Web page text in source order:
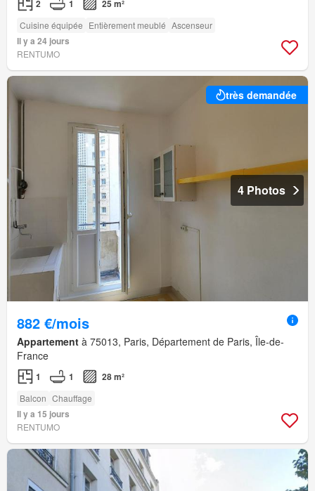
2 1 25 m²
Cuisine équipée Entièrement meublé Ascenseur
Il y a 24 jours
RENTUMO
très demandée
4 Photos
882 €/mois
Appartement à 75013, Paris, Département de Paris, Île-de-
France
1 1 28 m²
Balcon Chauffage
Il y a 15 jours
RENTUMO